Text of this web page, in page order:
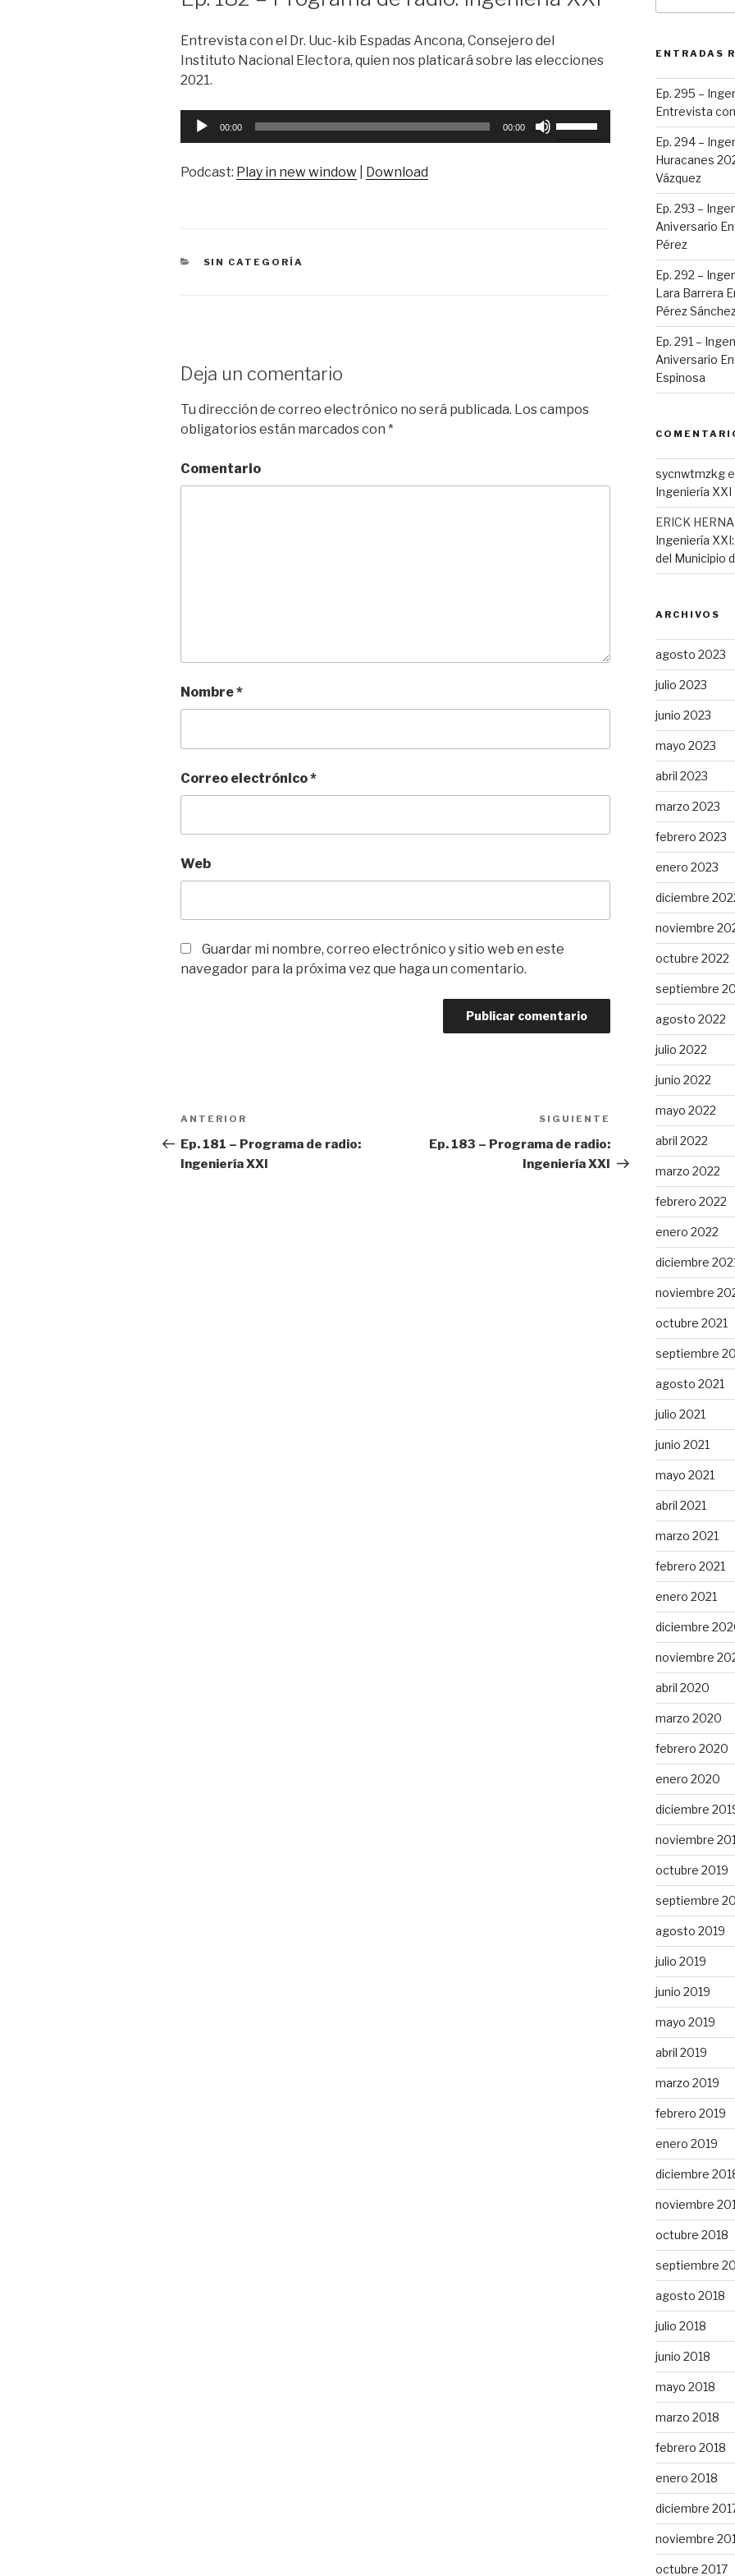
Entrevista con el Dr. Uuc-kib Espadas Ancona, Consejero del
Instituto Nacional Electora, quien nos platicará sobre las elecciones
2021.
Reproductor
00:00 00:00
Podcast: Play in new window Download
CATEGORÍAS
SIN CATEGORÍA
Deja un comentario
Tu dirección de correo electrónico no será publicada. Los campos
obligatorios están marcados con *
Comentario
Nombre*
Correo electrónico*
Web
Guardar mi nombre, correo electrónico y sitio web en este
navegador para la próxima vez que haga un comentario.
Navegación
de
entradas
Entrada
anterior:
ANTERIOR
Ep. 181 – Programa de radio:
Ingeniería XXI
Siguiente
entrada
SIGUIENTE
Ep. 183 – Programa de radio:
Ingeniería XXI
ENTRADAS
Ep. 295 –
Entrevista
Ep. 294 –
Huracanes
Vázquez
Ep. 293 –
Aniversario
Pérez
Ep. 292 –
Lara Barrera
Pérez
Ep. 291 –
Aniversario
Espinosa
sycnwtmzkg
Ingeniería XXI
ERICK
Ingeniería
del Municipio
ARCHIVOS
agosto 2023
julio 2023
junio 2023
mayo 2023
abril 2023
marzo 2023
febrero 2023
enero 2023
diciembre
noviembre
octubre 2022
septiembre
agosto 2022
julio 2022
junio 2022
mayo 2022
abril 2022
marzo 2022
febrero 2022
enero 2022
diciembre
noviembre
octubre 2021
septiembre
agosto 2021
julio 2021
junio 2021
mayo 2021
abril 2021
marzo 2021
febrero 2021
enero 2021
diciembre
noviembre
abril 2020
marzo 2020
febrero 2020
enero 2020
diciembre
noviembre
octubre 2019
septiembre
agosto 2019
julio 2019
junio 2019
mayo 2019
abril 2019
marzo 2019
febrero 2019
enero 2019
diciembre
noviembre
octubre 2018
septiembre
agosto 2018
julio 2018
junio 2018
mayo 2018
marzo 2018
febrero 2018
enero 2018
diciembre
noviembre
octubre 2017